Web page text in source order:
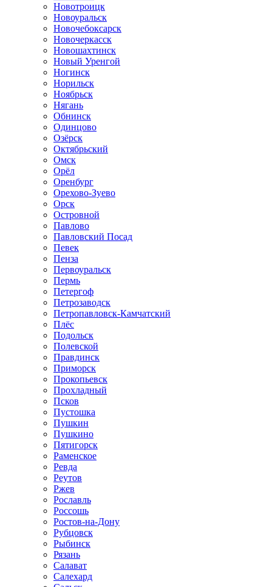
Новотроицк
Новоуральск
Новочебоксарск
Новочеркасск
Новошахтинск
Новый Уренгой
Ногинск
Норильск
Ноябрьск
Нягань
Обнинск
Одинцово
Озёрск
Октябрьский
Омск
Орёл
Оренбург
Орехово-Зуево
Орск
Островной
Павлово
Павловский Посад
Певек
Пенза
Первоуральск
Пермь
Петергоф
Петрозаводск
Петропавловск-Камчатский
Плёс
Подольск
Полевской
Правдинск
Приморск
Прокопьевск
Прохладный
Псков
Пустошка
Пушкин
Пушкино
Пятигорск
Раменское
Ревда
Реутов
Ржев
Рославль
Россошь
Ростов-на-Дону
Рубцовск
Рыбинск
Рязань
Салават
Салехард